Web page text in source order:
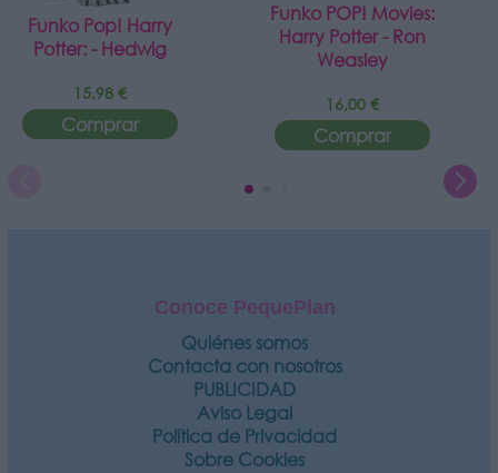
Funko Pop! Harry
Potter: - Hedwig
15,98 €
Comprar
Funko POP! Movies:
Harry Potter - Ron
Weasley
16,00 €
Comprar
Conoce PequePlan
Quiénes somos
Contacta con nosotros
PUBLICIDAD
Aviso Legal
Política de Privacidad
Sobre Cookies